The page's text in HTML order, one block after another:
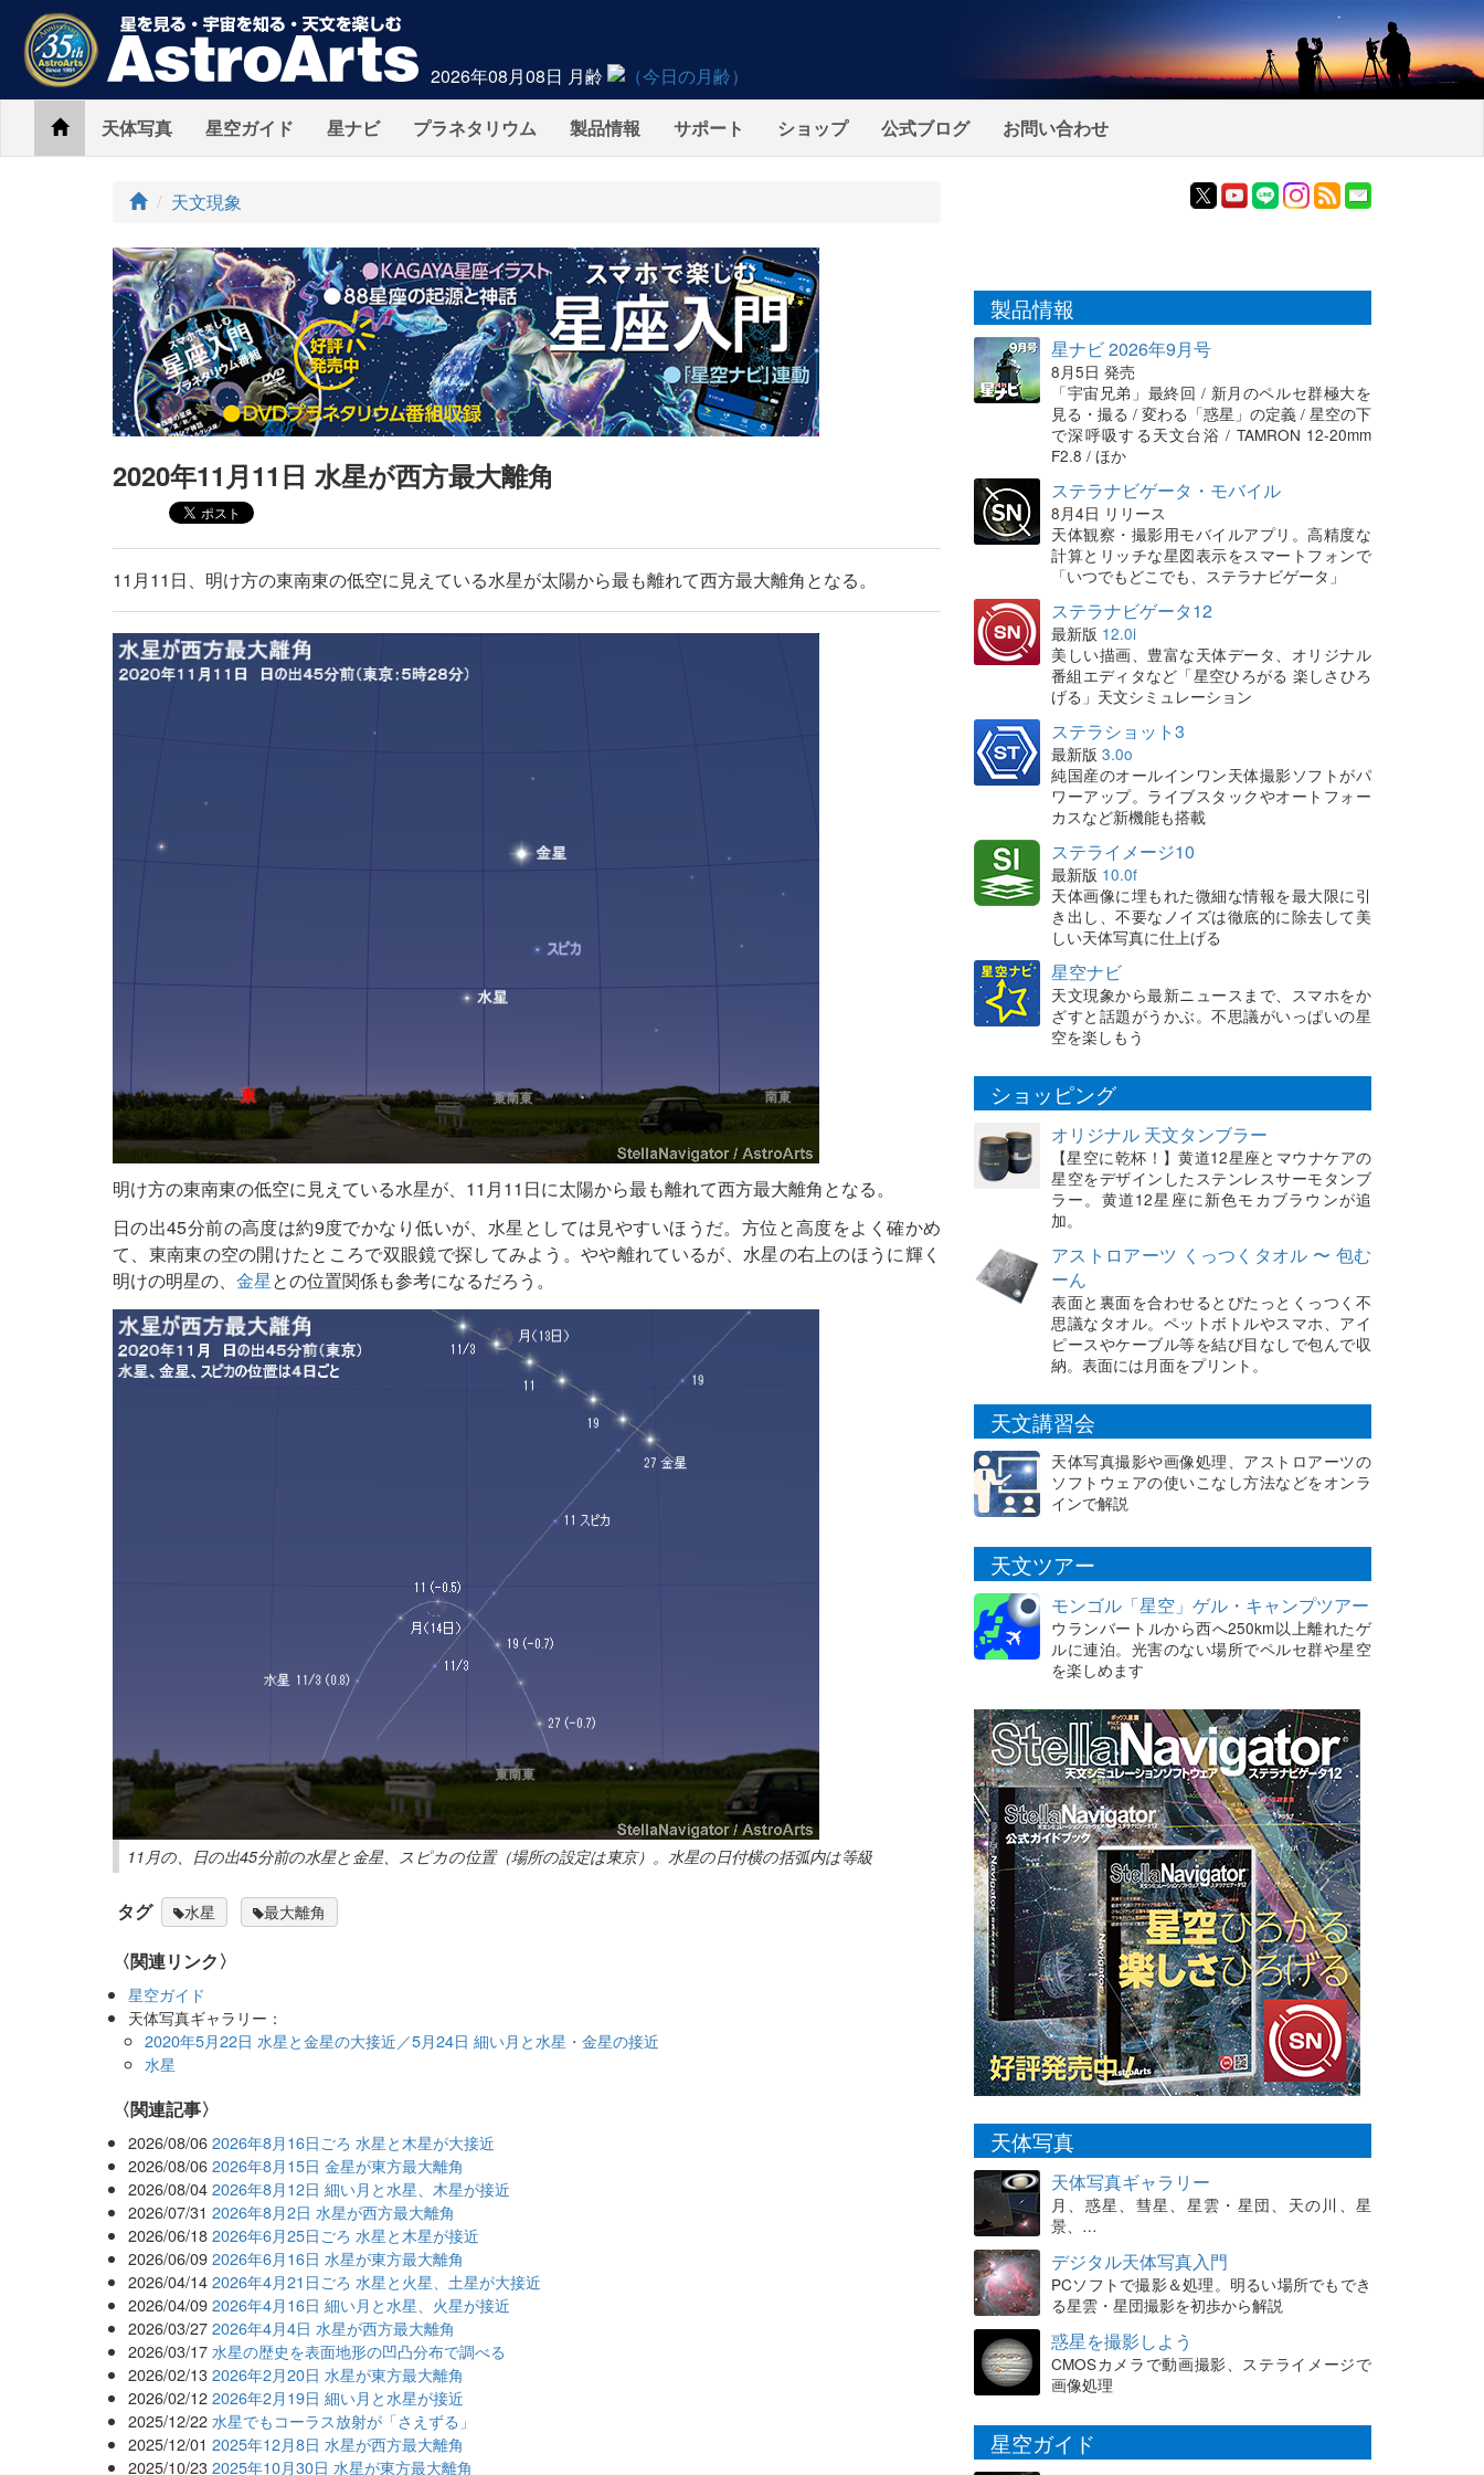
2026年08月08日 月齢
Home天体写真 星空ガイド 星ナビ プラネタリウム 製品情報 サポート ショップ 公式ブログ お問い合わせ
ト
プ
天文現象
2020年11月11日 水星が西方最大離角
11月11日、明け方の東南東の低空に見えている水星が太陽から最も離れて西方最大離角となる。
明け方の東南東の低空に見えている水星が、11月11日に太陽から最も離れて西方最大離角となる。
日の出45分前の高度は約9度でかなり低いが、水星としては見やすいほうだ。方位と高度をよく確かめ
て、東南東の空の開けたところで双眼鏡で探してみよう。やや離れているが、水星の右上のほうに輝く
明けの明星の、 金星との位置関係も参考になるだろう。
11月の、日の出45分前の水星と金星、スピカの位置（場所の設定は東京）。水星の日付横の括弧内は等級
タグ 水星 最大離角
〈関連リンク〉
星空ガイド
天体写真ギャラリー：
2020年5月22日 水星と金星の大接近／5月24日 細い月と水星・金星の接近
水星
関連記事
2026/08/06 2026年8月16日ごろ 水星と木星が大接近
2026/08/06 2026年8月15日 金星が東方最大離角
2026/08/04 2026年8月12日 細い月と水星、木星が接近
2026/07/31 2026年8月2日 水星が西方最大離角
2026/06/18 2026年6月25日ごろ 水星と木星が接近
2026/06/09 2026年6月16日 水星が東方最大離角
2026/04/14 2026年4月21日ごろ 水星と火星、土星が大接近
2026/04/09 2026年4月16日 細い月と水星、火星が接近
2026/03/27 2026年4月4日 水星が西方最大離角
2026/03/17 水星の歴史を表面地形の凹凸分布で調べる
2026/02/13 2026年2月20日 水星が東方最大離角
2026/02/12 2026年2月19日 細い月と水星が接近
2025/12/22 水星でもコーラス放射が「さえずる」
2025/12/01 2025年12月8日 水星が西方最大離角
2025/10/23 2025年10月30日 水星が東方最大離角
製品情報
星ナビ 2026年9月号
8月5日 発売
「宇宙兄弟」最終回 / 新月のペルセ群極大を
見る・撮る / 変わる「惑星」の定義 / 星空の下
で深呼吸する天文台浴 / TAMRON 12-20mm
F2.8 / ほか
ステラナビゲータ・モバイル
8月4日 リリース
天体観察・撮影用モバイルアプリ。高精度な
計算とリッチな星図表示をスマートフォンで
「いつでもどこでも、ステラナビゲータ」
ステラナビゲータ12
最新版 12.0i
美しい描画、豊富な天体データ、オリジナル
番組エディタなど「星空ひろがる 楽しさひろ
げる」天文シミュレーション
ステラショット3
最新版 3.0o
純国産のオールインワン天体撮影ソフトがパ
ワーアップ。ライブスタックやオートフォー
カスなど新機能も搭載
ステライメージ10
最新版 10.0f
天体画像に埋もれた微細な情報を最大限に引
き出し、不要なノイズは徹底的に除去して美
しい天体写真に仕上げる
星空ナビ
天文現象から最新ニュースまで、スマホをか
ざすと話題がうかぶ。不思議がいっぱいの星
空を楽しもう
ショッピング
オリジナル 天文タンブラー
【星空に乾杯！】黄道12星座とマウナケアの
星空をデザインしたステンレスサーモタンブ
ラー。黄道12星座に新色モカブラウンが追
加。
アストロアーツ くっつくタオル 〜 包む
ーん
表面と裏面を合わせるとぴたっとくっつく不
思議なタオル。ペットボトルやスマホ、アイ
ピースやケーブル等を結び目なしで包んで収
納。表面には月面をプリント。
天文講習会
天体写真撮影や画像処理、アストロアーツの
ソフトウェアの使いこなし方法などをオンラ
インで解説
天文ツアー
モンゴル「星空」ゲル・キャンプツアー
ウランバートルから西へ250km以上離れたゲ
ルに連泊。光害のない場所でペルセ群や星空
を楽しめます
天体写真
天体写真ギャラリー
月、惑星、彗星、星雲・星団、天の川、星
景、…
デジタル天体写真入門
PCソフトで撮影＆処理。明るい場所でもでき
る星雲・星団撮影を初歩から解説
惑星を撮影しよう
CMOSカメラで動画撮影、ステライメージで
画像処理
星空ガイド